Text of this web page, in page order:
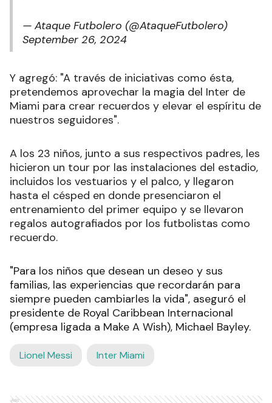
— Ataque Futbolero (@AtaqueFutbolero)
September 26, 2024
Y agregó: "A través de iniciativas como ésta,
pretendemos aprovechar la magia del Inter de
Miami para crear recuerdos y elevar el espíritu de
nuestros seguidores".
A los 23 niños, junto a sus respectivos padres, les
hicieron un tour por las instalaciones del estadio,
incluidos los vestuarios y el palco, y llegaron
hasta el césped en donde presenciaron el
entrenamiento del primer equipo y se llevaron
regalos autografiados por los futbolistas como
recuerdo.
"Para los niños que desean un deseo y sus
familias, las experiencias que recordarán para
siempre pueden cambiarles la vida", aseguró el
presidente de Royal Caribbean Internacional
(empresa ligada a Make A Wish), Michael Bayley.
Lionel Messi Inter Miami
Ads